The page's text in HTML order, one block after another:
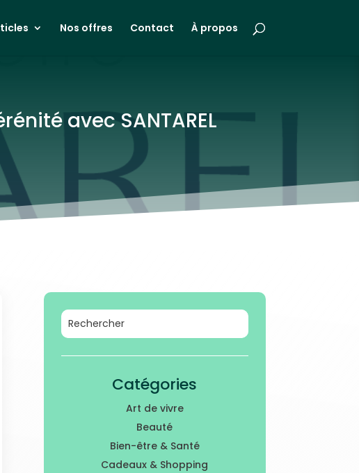
Nos offres Contact À propos
avec SANTAREL
Catégories
Art de vivre
Beauté
Bien-être & Santé
Cadeaux & Shopping